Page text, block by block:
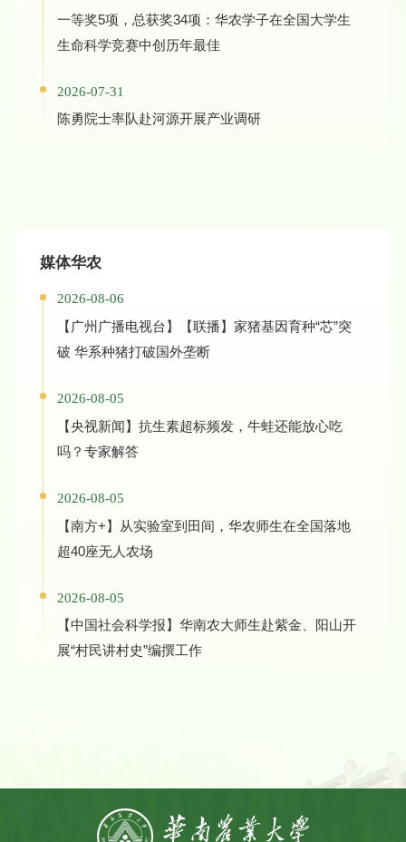
一等奖5项，总获奖34项：华农学子在全国大学生
生命科学竞赛中创历年最佳
2026-07-31
陈勇院士率队赴河源开展产业调研
媒体华农
2026-08-06
【广州广播电视台】【联播】家猪基因育种“芯”突
破 华系种猪打破国外垄断
2026-08-05
【央视新闻】抗生素超标频发，牛蛙还能放心吃
吗？专家解答
2026-08-05
【南方+】从实验室到田间，华农师生在全国落地
超40座无人农场
2026-08-05
【中国社会科学报】华南农大师生赴紫金、阳山开
展“村民讲村史”编撰工作